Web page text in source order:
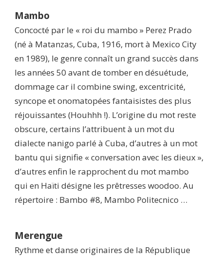
Mambo
Concocté par le « roi du mambo » Perez Prado
(né à Matanzas, Cuba, 1916, mort à Mexico City
en 1989), le genre connaît un grand succès dans
les années 50 avant de tomber en désuétude,
dommage car il combine swing, excentricité,
syncope et onomatopées fantaisistes des plus
réjouissantes (Houhhh !). L’origine du mot reste
obscure, certains l’attribuent à un mot du
dialecte nanigo parlé à Cuba, d’autres à un mot
bantu qui signifie « conversation avec les dieux »,
d’autres enfin le rapprochent du mot mambo
qui en Haïti désigne les prêtresses woodoo. Au
répertoire : Bambo #8, Mambo Politecnico …
Merengue
Rythme et danse originaires de la République